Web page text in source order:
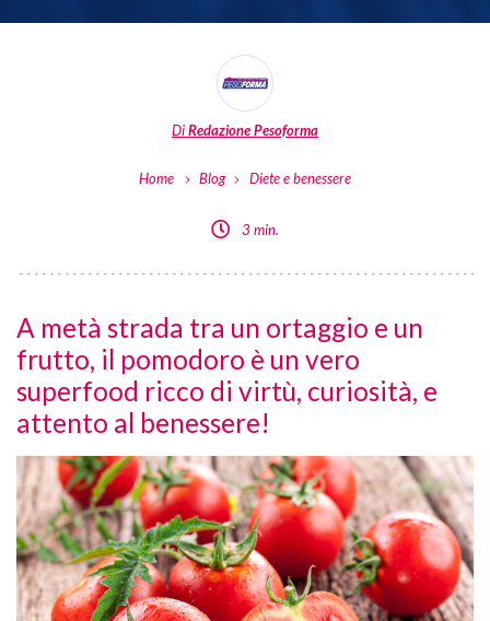
DiRedazione Pesoforma
Home Blog Diete e benessere
3 min.
A metà strada tra un ortaggio e un
frutto, il pomodoro è un vero
superfood ricco di virtù, curiosità, e
attento al benessere!